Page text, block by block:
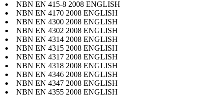
NBN EN 415-8 2008 ENGLISH
NBN EN 4170 2008 ENGLISH
NBN EN 4300 2008 ENGLISH
NBN EN 4302 2008 ENGLISH
NBN EN 4314 2008 ENGLISH
NBN EN 4315 2008 ENGLISH
NBN EN 4317 2008 ENGLISH
NBN EN 4318 2008 ENGLISH
NBN EN 4346 2008 ENGLISH
NBN EN 4347 2008 ENGLISH
NBN EN 4355 2008 ENGLISH